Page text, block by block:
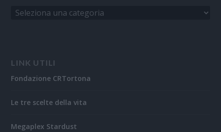
LINK UTILI
Fondazione CRTortona
Le tre scelte della vita
Megaplex Stardust